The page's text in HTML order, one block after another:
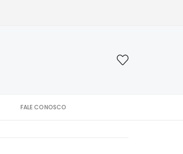
FALE CONOSCO